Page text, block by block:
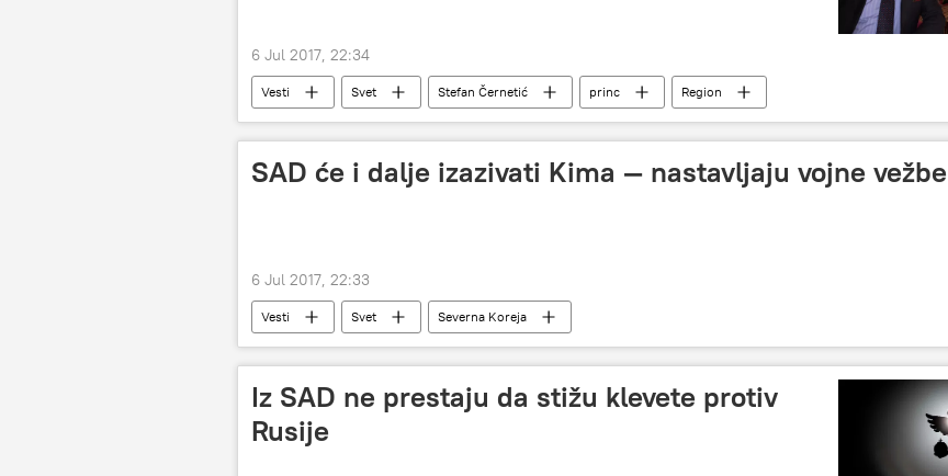
6 Jul 2017, 22:34
Vesti Svet Stefan Černetić princ Region
SAD će i dalje izazivati Kima — nastavljaju vojne vežbe
6 Jul 2017, 22:33
Vesti Svet Severna Koreja
Iz SAD ne prestaju da stižu klevete protiv
Rusije